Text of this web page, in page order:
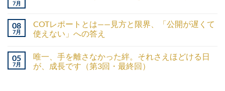
7月
08
7月
COTレポートとは——見方と限界、「公開が遅くて
使えない」への答え
05
7月
唯一、手を離さなかった絆。それさえほどける日
が、成長です（第3回・最終回）